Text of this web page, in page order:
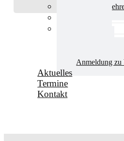
Aktuelles
Anmeldung zu
Aktuelles
Termine
Kontakt